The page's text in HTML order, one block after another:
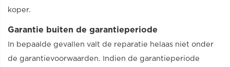
koper.
Garantie buiten de garantieperiode
In bepaalde gevallen valt de reparatie helaas niet onder
de garantievoorwaarden. Indien de garantieperiode